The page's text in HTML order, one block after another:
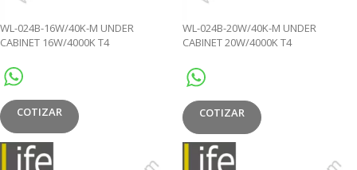
WL-024B-16W/40K-M UNDER
CABINET 16W/4000K T4
COTIZAR
WL-024B-20W/40K-M UNDER
CABINET 20W/4000K T4
COTIZAR